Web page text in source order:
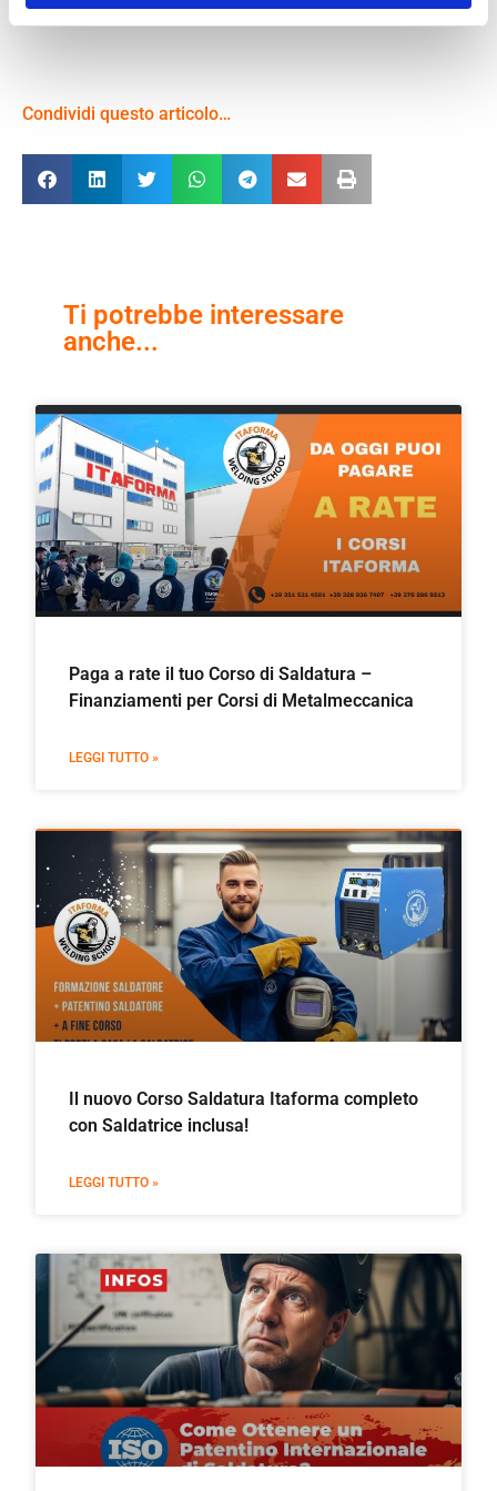
Condividi questo articolo…
Ti potrebbe interessare
anche...
Paga a rate il tuo Corso di Saldatura –
Finanziamenti per Corsi di Metalmeccanica
LEGGI TUTTO »
Il nuovo Corso Saldatura Itaforma completo
con Saldatrice inclusa!
LEGGI TUTTO »